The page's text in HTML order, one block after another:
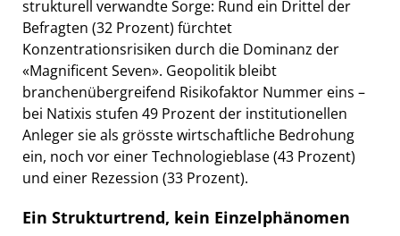
strukturell verwandte Sorge: Rund ein Drittel der
Befragten (32 Prozent) fürchtet
Konzentrationsrisiken durch die Dominanz der
«Magnificent Seven». Geopolitik bleibt
branchenübergreifend Risikofaktor Nummer eins –
bei Natixis stufen 49 Prozent der institutionellen
Anleger sie als grösste wirtschaftliche Bedrohung
ein, noch vor einer Technologieblase (43 Prozent)
und einer Rezession (33 Prozent).
Ein Strukturtrend, kein Einzelphänomen